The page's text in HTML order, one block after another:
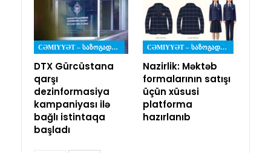
CƏMIYYƏT – ᲡᲐᲖᲝᲒᲐᲓᲝᲔᲑᲐ
DTX Gürcüstana
qarşı
dezinformasiya
kampaniyası ilə
bağlı istintaqa
başladı
CƏMIYYƏT – ᲡᲐᲖᲝᲒᲐᲓᲝᲔᲑᲐ
Nazirlik: Məktəb
formalarının satışı
üçün xüsusi
platforma
hazırlanıb